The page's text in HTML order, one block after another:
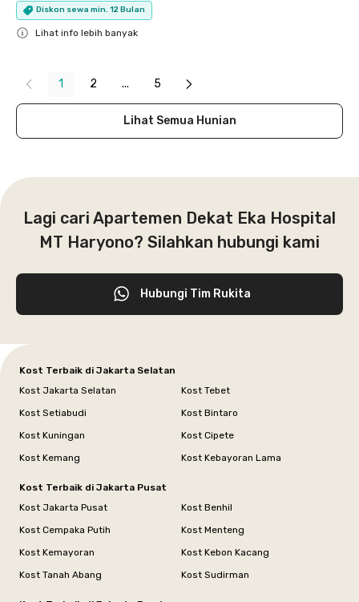
Diskon sewa min. 12 Bulan
Lihat info lebih banyak
1 2 ... 5
Lihat Semua Hunian
Lagi cari Apartemen Dekat Eka Hospital
MT Haryono? Silahkan hubungi kami
Hubungi Tim Rukita
Kost Terbaik di Jakarta Selatan
Kost Jakarta Selatan
Kost Tebet
Kost Setiabudi
Kost Bintaro
Kost Kuningan
Kost Cipete
Kost Kemang
Kost Kebayoran Lama
Kost Terbaik di Jakarta Pusat
Kost Jakarta Pusat
Kost Benhil
Kost Cempaka Putih
Kost Menteng
Kost Kemayoran
Kost Kebon Kacang
Kost Tanah Abang
Kost Sudirman